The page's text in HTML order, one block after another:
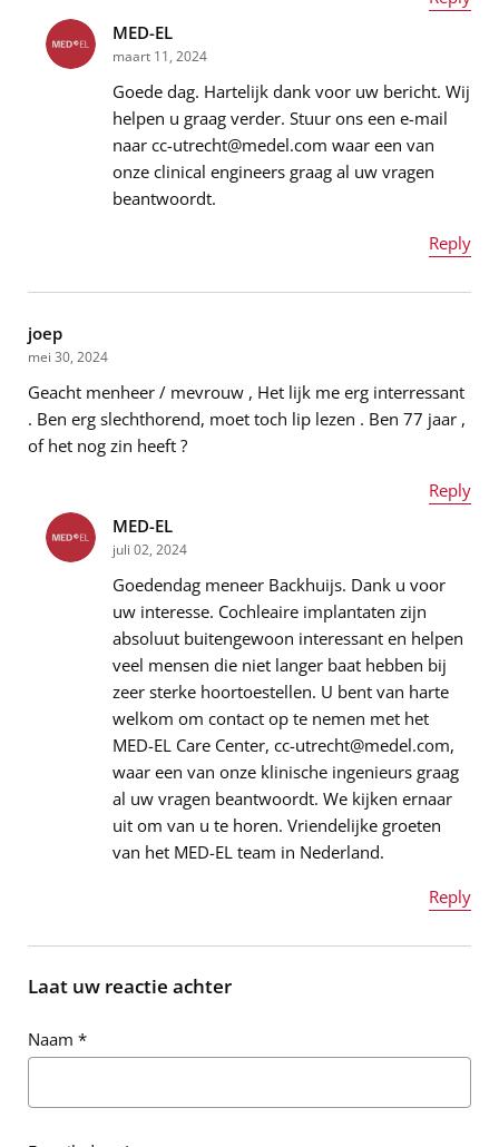
Naam*
E-mailadres*
MED-EL
maart 11, 2024
Goede dag. Hartelijk dank voor uw bericht. Wij
helpen u graag verder. Stuur ons een e-mail
naar cc-utrecht@medel.com waar een van
onze clinical engineers graag al uw vragen
beantwoordt.
Reply
E-mailadres*
Bericht
joep
mei 30, 2024
Geacht menheer / mevrouw , Het lijk me erg interressant
. Ben erg slechthorend, moet toch lip lezen . Ben 77 jaar ,
of het nog zin heeft ?
Reply
Naam*
E-mailadres*
MED-EL
juli 02, 2024
Goedendag meneer Backhuijs. Dank u voor
uw interesse. Cochleaire implantaten zijn
absoluut buitengewoon interessant en helpen
veel mensen die niet langer baat hebben bij
zeer sterke hoortoestellen. U bent van harte
welkom om contact op te nemen met het
MED-EL Care Center, cc-utrecht@medel.com,
waar een van onze klinische ingenieurs graag
al uw vragen beantwoordt. We kijken ernaar
uit om van u te horen. Vriendelijke groeten
van het MED-EL team in Nederland.
Reply
E-mailadres
Laat uw reactie achter
Naam *